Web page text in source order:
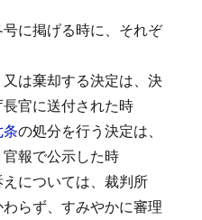
に掲げる時に、それぞ
は棄却する決定は、決
官に送付された時
の処分を行う決定は、
報で公示した時
については、裁判所
らず、すみやかに審理